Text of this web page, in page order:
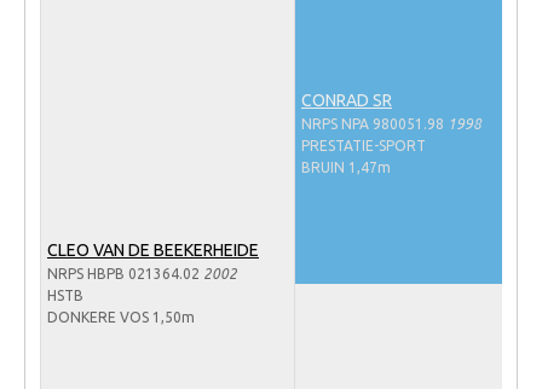
Verrichtingsonderzoek 2025-2026
Verrichtingsonderzoek 2024-2025
Verrichtingsonderzoek 2022-2023
CLEO VAN DE BEEKERHEIDE
NRPS HBPB 021364.02 2002
HSTB
DONKERE VOS 1,50m
CONRAD SR
NRPS NPA 980051.98 1998
PRESTATIE-SPORT
BRUIN 1,47m